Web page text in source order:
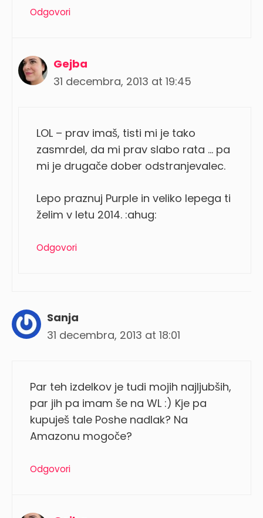
Odgovori
Gejba
31 decembra, 2013 at 19:45
LOL – prav imaš, tisti mi je tako
zasmrdel, da mi prav slabo rata … pa
mi je drugače dober odstranjevalec.
Lepo praznuj Purple in veliko lepega ti
želim v letu 2014. :ahug:
Odgovori
Sanja
31 decembra, 2013 at 18:01
Par teh izdelkov je tudi mojih najljubših,
par jih pa imam še na WL :) Kje pa
kupuješ tale Poshe nadlak? Na
Amazonu mogoče?
Odgovori